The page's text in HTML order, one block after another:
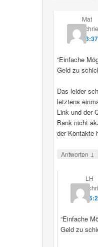
Mat
“Einfache
Geld zu
Das leider
letztens
Link und der
Bank nicht
der Kontakte
Antworten ↓
LH
“Einfache
Geld zu